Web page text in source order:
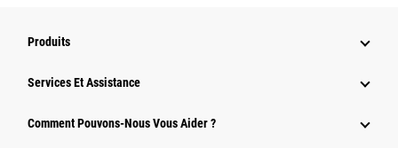
Produits
Services Et Assistance
Comment Pouvons-Nous Vous Aider ?